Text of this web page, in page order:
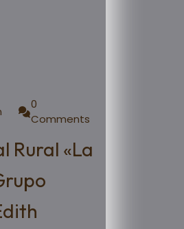
0
Comments
Rural «La